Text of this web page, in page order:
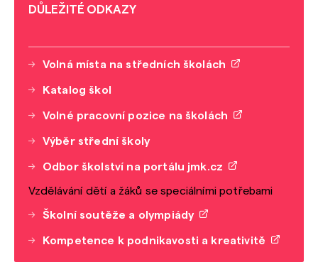
DŮLEŽITÉ ODKAZY
Volná místa na středních školách
Katalog škol
Volné pracovní pozice na školách
Výběr střední školy
Odbor školství na portálu jmk.cz
Vzdělávání dětí a žáků se speciálními potřebami
Školní soutěže a olympiády
Kompetence k podnikavosti a kreativitě